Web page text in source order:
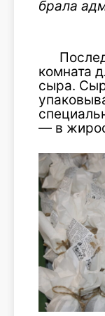
брала
комната
сыра.
— в